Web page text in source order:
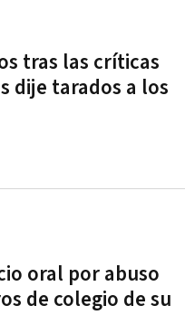
tras las críticas
dije tarados a los
oral por abuso
de colegio de su